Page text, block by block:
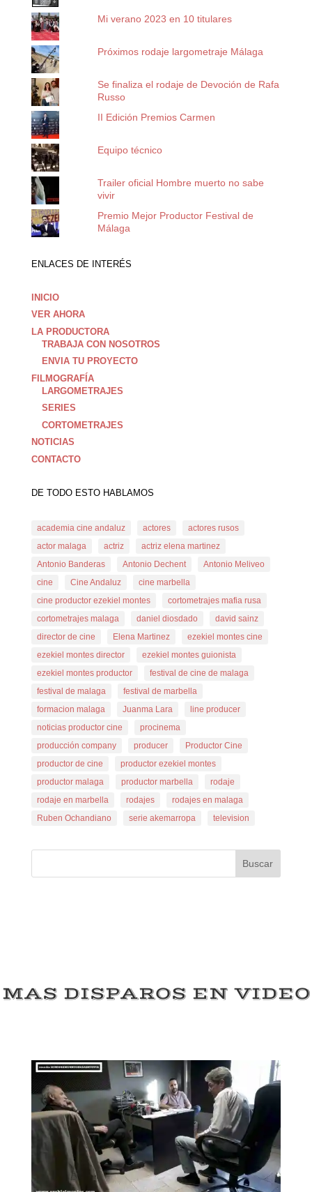
Mi verano 2023 en 10 titulares
Próximos rodaje largometraje Málaga
Se finaliza el rodaje de Devoción de Rafa
Russo
II Edición Premios Carmen
Equipo técnico
Trailer oficial Hombre muerto no sabe
vivir
Premio Mejor Productor Festival de
Málaga
ENLACES DE INTERÉS
INICIO
VER AHORA
LA PRODUCTORA
TRABAJA CON NOSOTROS
ENVIA TU PROYECTO
FILMOGRAFÍA
LARGOMETRAJES
SERIES
CORTOMETRAJES
NOTICIAS
CONTACTO
DE TODO ESTO HABLAMOS
academia cine andaluz actores
actores rusos
actor malaga
actriz
actriz elena martinez
Antonio Banderas
Antonio Dechent
Antonio Meliveo
cine
Cine Andaluz
cine marbella
cine productor ezekiel montes
cortometrajes mafia rusa
cortometrajes malaga
daniel diosdado
david sainz
director de cine
Elena Martinez
ezekiel montes cine
ezekiel montes director
ezekiel montes guionista
ezekiel montes productor
festival de cine de malaga
festival de malaga
festival de marbella
formacion malaga
Juanma Lara
line producer
noticias productor cine
procinema
producción company
producer
Productor Cine
productor de cine
productor ezekiel montes
productor malaga
productor marbella
rodaje
rodaje en marbella
rodajes
rodajes en malaga
Ruben Ochandiano
serie akemarropa television
Buscar
MAS DISPAROS EN VIDEO